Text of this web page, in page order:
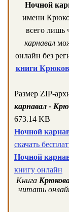
Ночной
имени
всего лишь
карнавал
онлайн без
книги
Размер ZIP-
карнавал -
673.14 KB
Ночной
скачать
Ночной
книгу онлайн
Книга
читать